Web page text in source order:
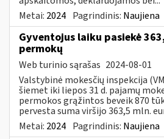
Metai: 2024 Pagrindinis: Naujiena
Gyventojus laiku pasiekė
permokų
Web turinio sąrašas 2024-08-01
Valstybinė mokesčių inspekcija
šiemet iki liepos 31 d. pajamų
permokos grąžintos beveik 870
pervesta suma viršijo 363,5 mln.
Metai: 2024 Pagrindinis: Naujiena